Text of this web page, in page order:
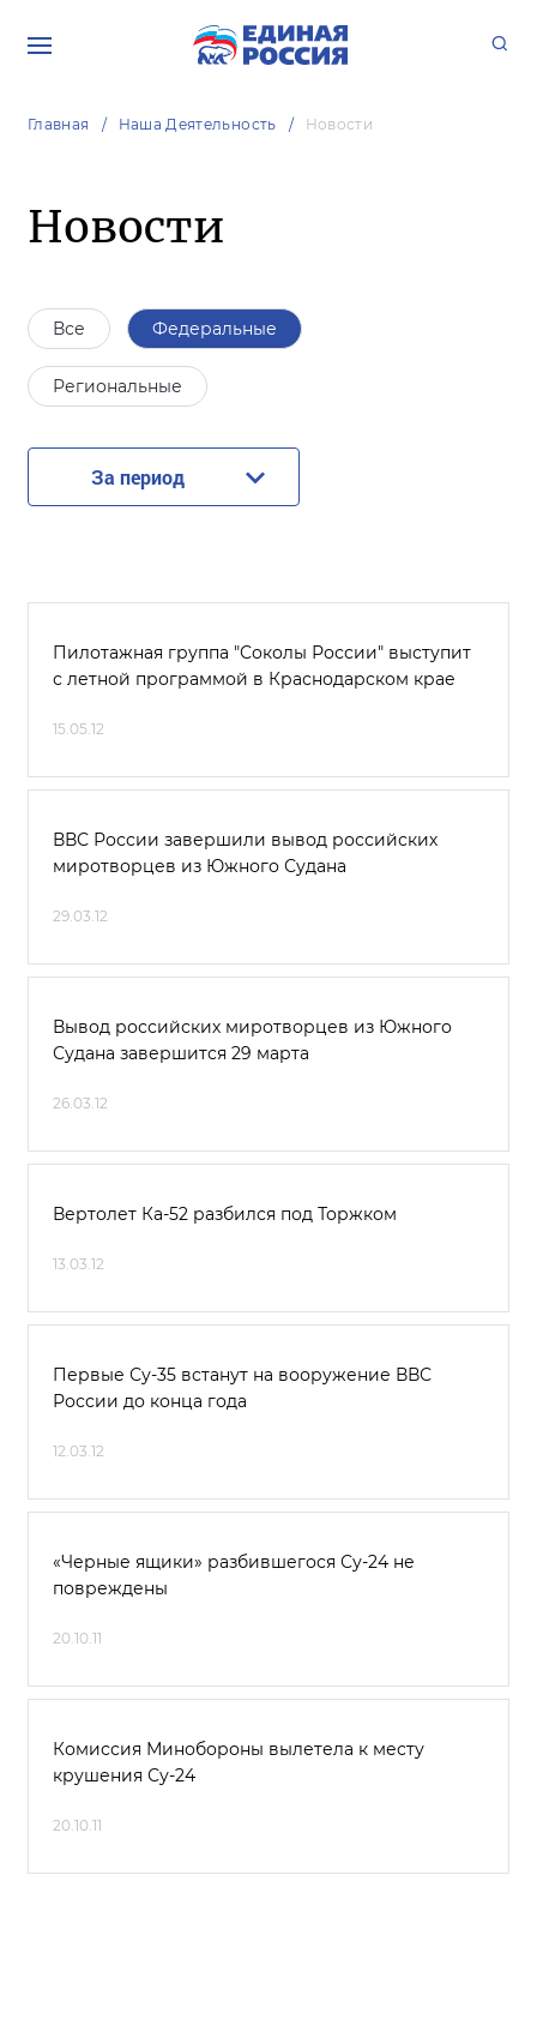
Главная Наша Деятельность Новости
Новости
Все Федеральные
Региональные
За период
Пилотажная группа "Соколы России" выступит
с летной программой в Краснодарском крае
15.05.12
ВВС России завершили вывод российских
миротворцев из Южного Судана
29.03.12
Вывод российских миротворцев из Южного
Судана завершится 29 марта
26.03.12
Вертолет Ка-52 разбился под Торжком
13.03.12
Первые Су-35 встанут на вооружение ВВС
России до конца года
12.03.12
«Черные ящики» разбившегося Су-24 не
повреждены
20.10.11
Комиссия Минобороны вылетела к месту
крушения Су-24
20.10.11